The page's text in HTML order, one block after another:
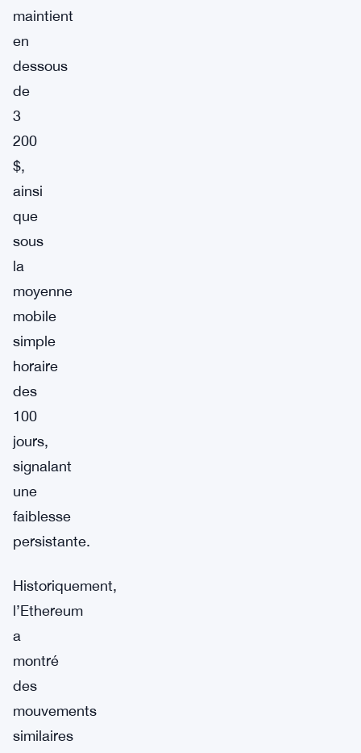
maintient
en
dessous
de
3
200
$,
ainsi
que
sous
la
moyenne
mobile
simple
horaire
des
100
jours,
signalant
une
faiblesse
persistante.
Historiquement,
l’Ethereum
a
montré
des
mouvements
similaires